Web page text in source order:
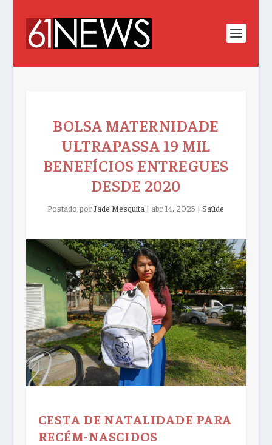
BOLSA MATERNIDADE
ULTRAPASSA 19 MIL
BENEFÍCIOS ENTREGUES
DESDE 2020
Postado porJade Mesquita | abr 14, 2025 |Saúde
CESTA DE NATALIDADE PARA
RECÉM-NASCIDOS